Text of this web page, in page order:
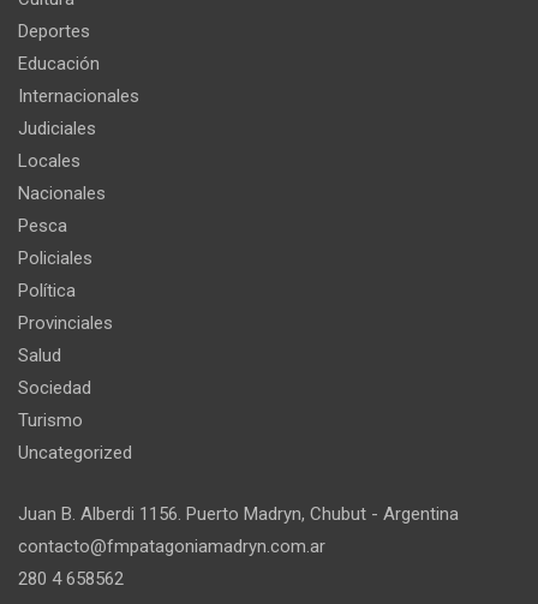
Deportes
Educación
Internacionales
Judiciales
Locales
Nacionales
Pesca
Policiales
Política
Provinciales
Salud
Sociedad
Turismo
Uncategorized
Juan B. Alberdi 1156. Puerto Madryn, Chubut - Argentina
contacto@fmpatagoniamadryn.com.ar
280 4 658562